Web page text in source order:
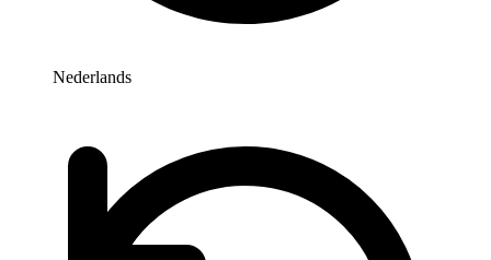
Nederlands